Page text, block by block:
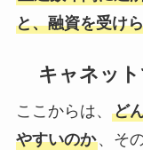
と、融資を受け
キャネッ
ここからは、 ど
やすいのか、そ